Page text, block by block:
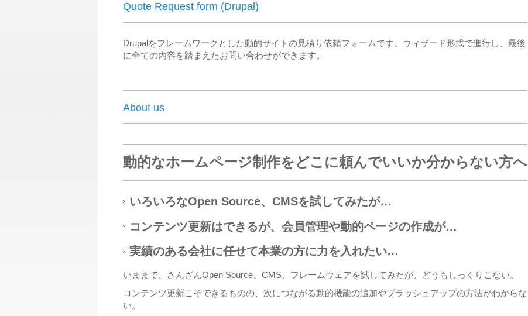
Quote Request form (Drupal)
Drupalをフレームワークとした動的サイトの見積り依頼フォームです。ウィザード形式で進行し、最後
に全ての内容を踏まえたお問い合わせができます。
About us
動的なホームページ制作をどこに頼んでいいか分からない方へ
いろいろなOpen Source、CMSを試してみたが…
コンテンツ更新はできるが、会員管理や動的ページの作成が…
実績のある会社に任せて本業の方に力を入れたい…
いままで、さんざんOpen Source、CMS、フレームウェアを試してみたが、どうもしっくりこない。
コンテンツ更新こそできるものの、次につながる動的機能の追加やブラッシュアップの方法がわからな
い。